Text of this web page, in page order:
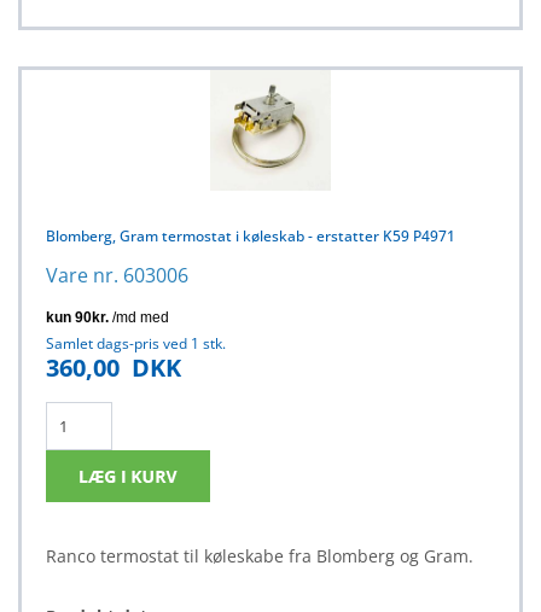
Blomberg, Gram termostat i køleskab - erstatter K59 P4971
Vare nr. 603006
Samlet dags-pris ved 1 stk.
360,00 DKK
Ranco termostat til køleskabe fra Blomberg og Gram.